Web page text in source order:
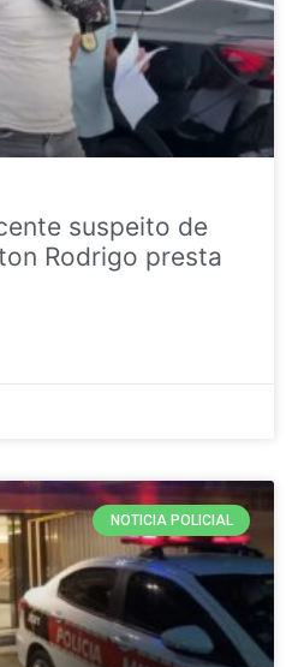
suspeito de
Rodrigo presta
NOTICIA POLICIAL